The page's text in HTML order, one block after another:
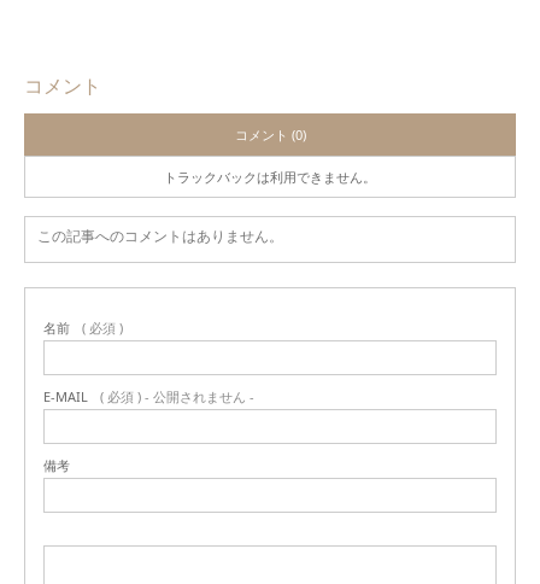
コメント
コメント (0)
トラックバックは利用できません。
この記事へのコメントはありません。
名前 ( 必須 )
E-MAIL ( 必須 ) - 公開されません -
備考